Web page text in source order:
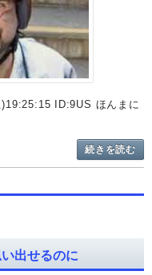
ID:9US ほんまに
続きを読む
出せるのに